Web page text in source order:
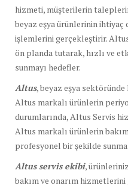
hizmeti, müşterilerin
beyaz eşya ürünlerinin ihtiyaç
işlemlerini gerçekleştirir.
ön planda tutarak, hızlı ve
sunmayı hedefler.
Altus, beyaz eşya
Altus markalı ürünlerin
durumlarında, Altus Servis
Altus markalı ürünlerin
profesyonel bir şekilde
Altus servis ekibi,
bakım ve onarım